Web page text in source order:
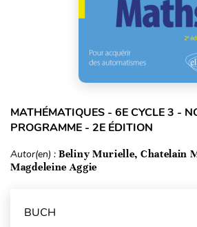
MATHÉMATIQUES - 6E CYCLE 3 -
PROGRAMME - 2E ÉDITION
Autor(en) : Beliny Murielle, Chatelain
Magdeleine Aggie
BUCH